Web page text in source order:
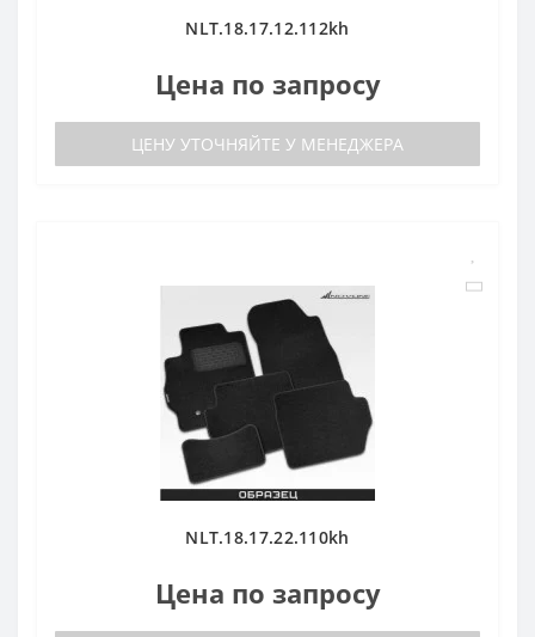
NLT.18.17.12.112kh
Цена по запросу
ЦЕНУ УТОЧНЯЙТЕ У МЕНЕДЖЕРА
NLT.18.17.22.110kh
Цена по запросу